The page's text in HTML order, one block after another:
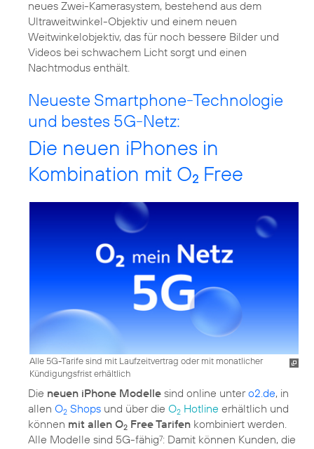
neues Zwei-Kamerasystem, bestehend aus dem
Ultraweitwinkel-Objektiv und einem neuen
Weitwinkelobjektiv, das für noch bessere Bilder und
Videos bei schwachem Licht sorgt und einen
Nachtmodus enthält.
Neueste Smartphone-Technologie
und bestes 5G-Netz:
Die neuen iPhones in
Kombination mit O2 Free
Alle 5G-Tarife sind mit Laufzeitvertrag oder mit monatlicher
Kündigungsfrist erhältlich
Die neuen iPhone Modelle sind online untero2.de, in
allen O2 Shops und über die O2 Hotline erhältlich und
können mit allen O2 Free Tarifen kombiniert werden.
Alle Modelle sind 5G-fähig7: Damit können Kunden, die